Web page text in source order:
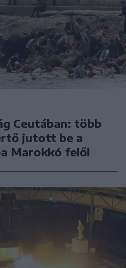
Ceutában: több
jutott be a
Marokkó felől